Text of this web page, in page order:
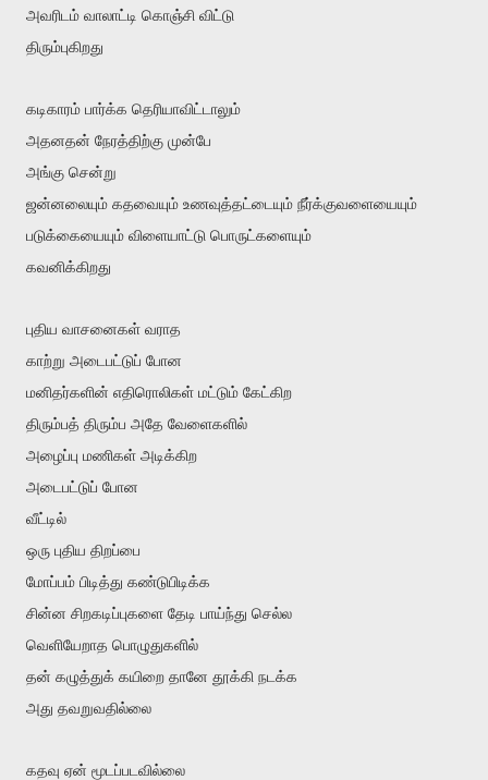
அவரிடம் வாலாட்டி கொஞ்சி விட்டு
திரும்புகிறது
கடிகாரம் பார்க்க தெரியாவிட்டாலும்
அதனதன் நேரத்திற்கு முன்பே
அங்கு சென்று
ஜன்னலையும் கதவையும் உணவுத்தட்டையும் நீர்க்குவளையையும்
படுக்கையையும் விளையாட்டு பொருட்களையும்
கவனிக்கிறது
புதிய வாசனைகள் வராத
காற்று அடைபட்டுப் போன
மனிதர்களின் எதிரொலிகள் மட்டும் கேட்கிற
திரும்பத் திரும்ப அதே வேளைகளில்
அழைப்பு மணிகள் அடிக்கிற
அடைபட்டுப் போன
வீட்டில்
ஒரு புதிய திறப்பை
மோப்பம் பிடித்து கண்டுபிடிக்க
சின்ன சிறகடிப்புகளை தேடி பாய்ந்து செல்ல
வெளியேறாத பொழுதுகளில்
தன் கழுத்துக் கயிறை தானே தூக்கி நடக்க
அது தவறுவதில்லை
கதவு ஏன் மூடப்படவில்லை